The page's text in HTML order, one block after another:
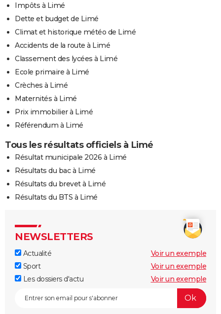
Impôts à Limé
Dette et budget de Limé
Climat et historique météo de Limé
Accidents de la route à Limé
Classement des lycées à Limé
Ecole primaire à Limé
Crèches à Limé
Maternités à Limé
Prix immobilier à Limé
Référendum à Limé
Tous les résultats officiels à Limé
Résultat municipale 2026 à Limé
Résultats du bac à Limé
Résultats du brevet à Limé
Résultats du BTS à Limé
NEWSLETTERS
Actualité
Voir un exemple
Sport
Voir un exemple
Les dossiers d'actu
Voir un exemple